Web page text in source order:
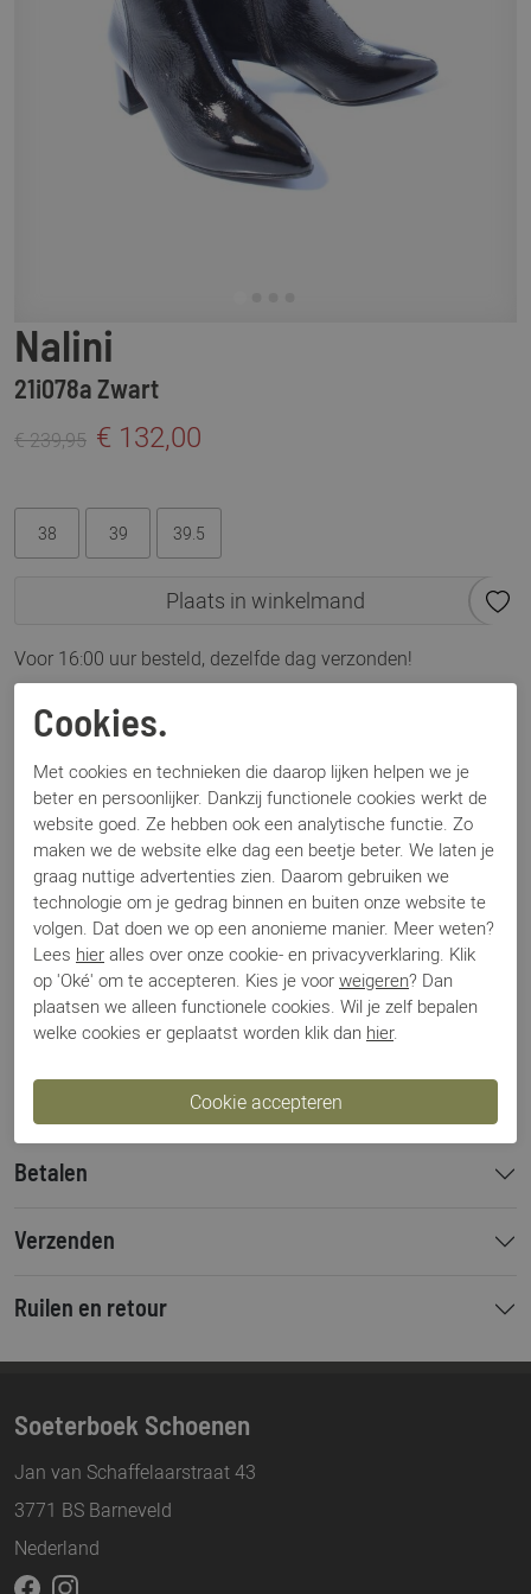
Nalini
21i078a Zwart
€ 239,95 € 132,00
38 39 39.5
Plaats in winkelmand
Voor 16:00 uur besteld, dezelfde dag verzonden!
Omschrijving
Specificaties
Merk
Nalini
Artikelnummer
21i078a
Los voetbed
Nee
Categorie
Enkellaars
Kleur
Zwart
Materiaal
Lak
Hakhoogte
5 cm
Betalen
Verzenden
Ruilen en retour
Soeterboek Schoenen
Jan van Schaffelaarstraat 43
3771 BS Barneveld
Nederland
Cookies.
Met cookies en technieken die daarop lijken helpen we je
beter en persoonlijker. Dankzij functionele cookies werkt de
website goed. Ze hebben ook een analytische functie. Zo
maken we de website elke dag een beetje beter. We laten je
graag nuttige advertenties zien. Daarom gebruiken we
technologie om je gedrag binnen en buiten onze website te
volgen. Dat doen we op een anonieme manier. Meer weten?
Lees hier alles over onze cookie- en privacyverklaring. Klik
op 'Oké' om te accepteren. Kies je voor weigeren? Dan
plaatsen we alleen functionele cookies. Wil je zelf bepalen
welke cookies er geplaatst worden klik dan hier.